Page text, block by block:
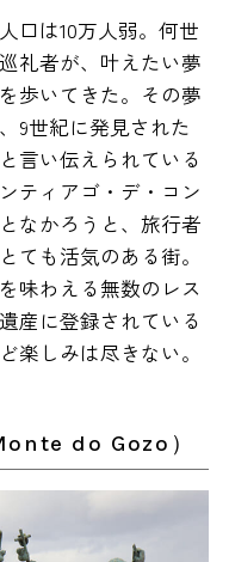
口は10万人弱。何世
礼者が、叶えたい夢
歩いてきた。その夢
9世紀に発見された
言い伝えられている
ティアゴ・デ・コン
なかろうと、旅行者
ても活気のある街。
味わえる無数のレス
産に登録されている
楽しみは尽きない。
do Gozo）